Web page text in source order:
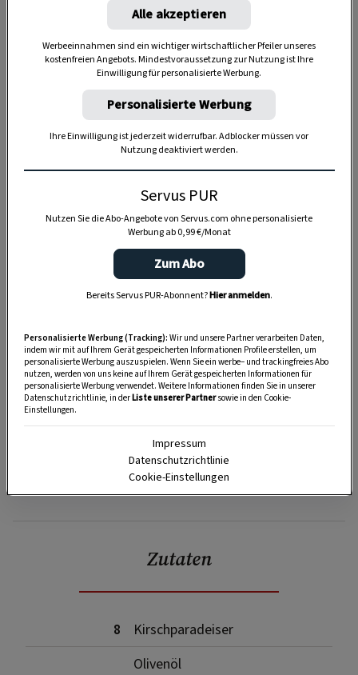
Anzeige
SPEICHERN DRUCKEN
Zutaten
8
Kirschparadeiser
Olivenöl
Alle akzeptieren
Werbeeinnahmen sind ein wichtiger wirtschaftlicher Pfeiler unseres
kostenfreien Angebots. Mindestvoraussetzung zur Nutzung ist Ihre
Einwilligung für personalisierte Werbung.
Personalisierte Werbung
Ihre Einwilligung ist jederzeit widerrufbar. Adblocker müssen vor
Nutzung deaktiviert werden.
Servus PUR
Nutzen Sie die Abo-Angebote von Servus.com ohne personalisierte
Werbung ab 0,99 €/Monat
Zum Abo
Bereits Servus PUR-Abonnent?Hier anmelden.
Personalisierte Werbung (Tracking): Wir und unsere Partner verarbeiten Daten,
indem wir mit auf Ihrem Gerät gespeicherten Informationen Profile erstellen, um
personalisierte Werbung auszuspielen. Wenn Sie ein werbe– und trackingfreies Abo
nutzen, werden von uns keine auf Ihrem Gerät gespeicherten Informationen für
personalisierte Werbung verwendet. Weitere Informationen finden Sie in unserer
Datenschutzrichtlinie, in derListe unserer Partnersowie in den Cookie-
Einstellungen.
Impressum
Datenschutzrichtlinie
Cookie-Einstellungen